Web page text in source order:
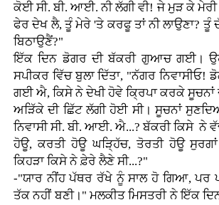
ਕੋਈ ਸੀ. ਬੀ. ਆਈ. ਨੀ ਲੱਗੀ ਵੀ! ਜੇ ਮੁੜ ਕੇ ਮੇਰੀ
ਫੇਰ ਦੇਖ ਲੈ, ਤੂੰ ਮੇਰੇ 'ਤੇ ਕਰਫੂ ਤਾਂ ਨੀ ਲਾਉਣਾ? ਤੂੰ
ਬਿਠਾਉਣੈਂ?"
ਇੱਕ ਦਿਨ ਡੋਗਰ ਦੀ ਬੱਕਰੀ ਗੁਆਚ ਗਈ।
ਸਪੀਕਰ ਵਿੱਚ ਬੁਲਾ ਦਿੱਤਾ, "ਨੱਗਰ
ਗਈ ਐ, ਕਿਸੇ ਨੇ ਦੇਖੀ ਹੋਵੇ ਕ੍ਰਿਪਾ ਕਰਕੇ ਸੂਚਨਾਂ
ਅੜਿੱਕੇ ਦੀ ਛਿੱਟ ਲੱਗੀ ਹੋਈ ਸੀ। ਸੂਚਨਾਂ
ਨਿਵਾਸੀ ਸੀ. ਬੀ. ਆਈ. ਐ...? ਬੱਕਰੀ ਕਿਸੇ ਨੇ
ਹੋਊ, ਕਰਤੀ ਹੋਊ ਘੜ੍ਹਿੱਚ, ਤੋਰਤੀ ਹੋਊ
ਕਿਹੜਾ ਕਿਸੇ ਨੇ ਫ਼ੇਰੇ ਲੈਣੇ ਸੀ...?"
-"ਯਾਰ ਨੀਂਹ ਪੱਥਰ ਰੱਖੇ ਨੂੰ ਸਾਲ ਹੋ ਗਿਆ, ਪਰ
ਤੱਕ ਨਹੀਂ ਬਣੀ।" ਮਲਕੀਤ ਮਿਸਤਰੀ ਨੇ ਇੱਕ